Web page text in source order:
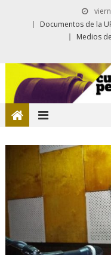
Documentos de la
Medios